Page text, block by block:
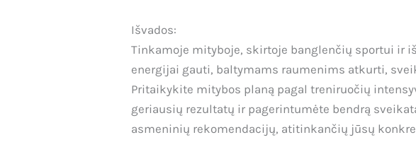
Išvados:
Tinkamoje mityboje, skirtoje banglenčių sportui ir
energijai gauti, baltymams raumenims atkurti,
Pritaikykite mitybos planą pagal treniruočių
geriausių rezultatų ir pagerintumėte bendrą
asmeninių rekomendacijų, atitinkančių jūsų